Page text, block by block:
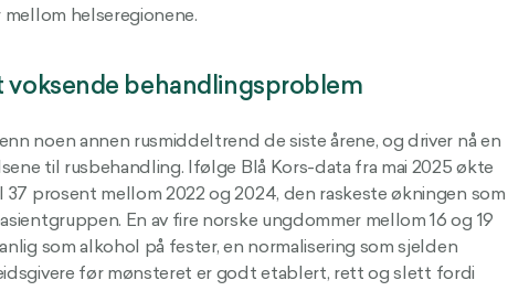
helseregionene.
voksende behandlingsproblem
noen annen rusmiddeltrend de siste årene, og driver nå en
til rusbehandling. Ifølge Blå Kors-data fra mai 2025 økte
prosent mellom 2022 og 2024, den raskeste økningen som
En av fire norske ungdommer mellom 16 og 19
som alkohol på fester, en normalisering som sjelden
før mønsteret er godt etablert, rett og slett fordi